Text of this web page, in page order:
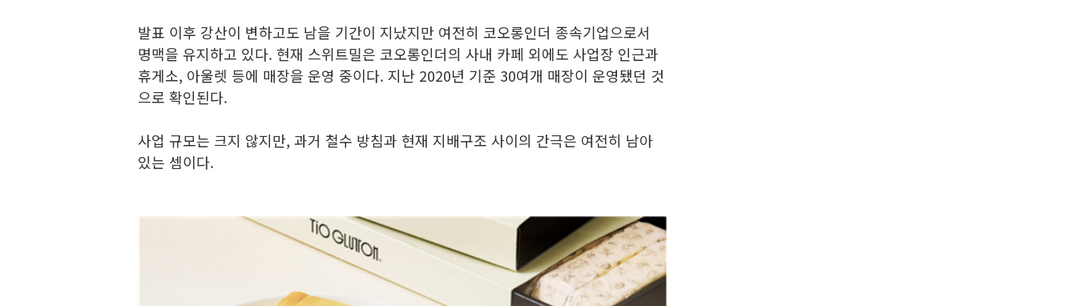
발표 이후 강산이 변하고도 남을 기간이 지났지만 여전히 코오롱인더 종속기업으로서
명맥을 유지하고 있다. 현재 스위트밀은 코오롱인더의 사내 카페 외에도 사업장 인근과
휴게소, 아울렛 등에 매장을 운영 중이다. 지난 2020년 기준 30여개 매장이 운영됐던 것
으로 확인된다.
사업 규모는 크지 않지만, 과거 철수 방침과 현재 지배구조 사이의 간극은 여전히 남아
있는 셈이다.